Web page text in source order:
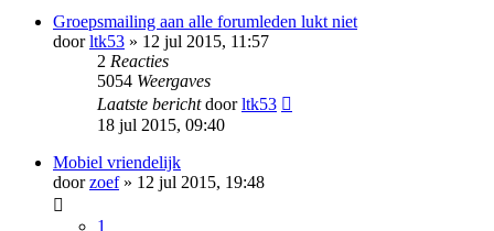
Groepsmailing aan alle forumleden lukt niet
doorltk53 » 12 jul 2015, 11:57
2 Reacties
5054 Weergaves
Laatste berichtdoorltk53
18 jul 2015, 09:40
Mobiel vriendelijk
doorzoef» 12 jul 2015, 19:48
1